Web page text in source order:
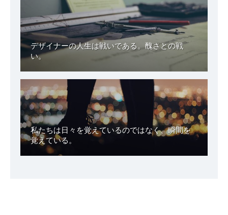
デザイナーの人生は戦いである。醜さとの戦
い。
私たちは日々を覚えているのではなく、瞬間を
覚えている。